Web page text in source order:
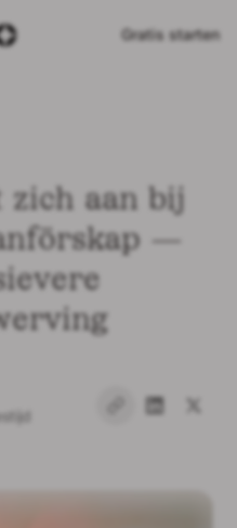
Gratis starten
aan bij
—